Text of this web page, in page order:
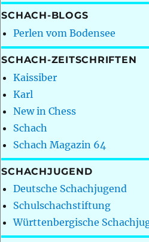
SCHACH-BLOGS
Perlen vom Bodensee
SCHACH-ZEITSCHRIFTEN
Kaissiber
Karl
New in Chess
Schach
Schach Magazin 64
SCHACHJUGEND
Deutsche Schachjugend
Schulschachstiftung
Württenbergische